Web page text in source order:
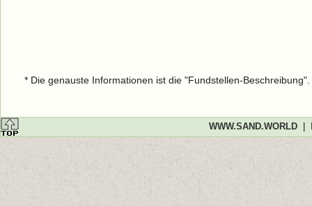
* Die genauste Informationen ist die "Fundstellen-
WWW.SAND.WORLD|